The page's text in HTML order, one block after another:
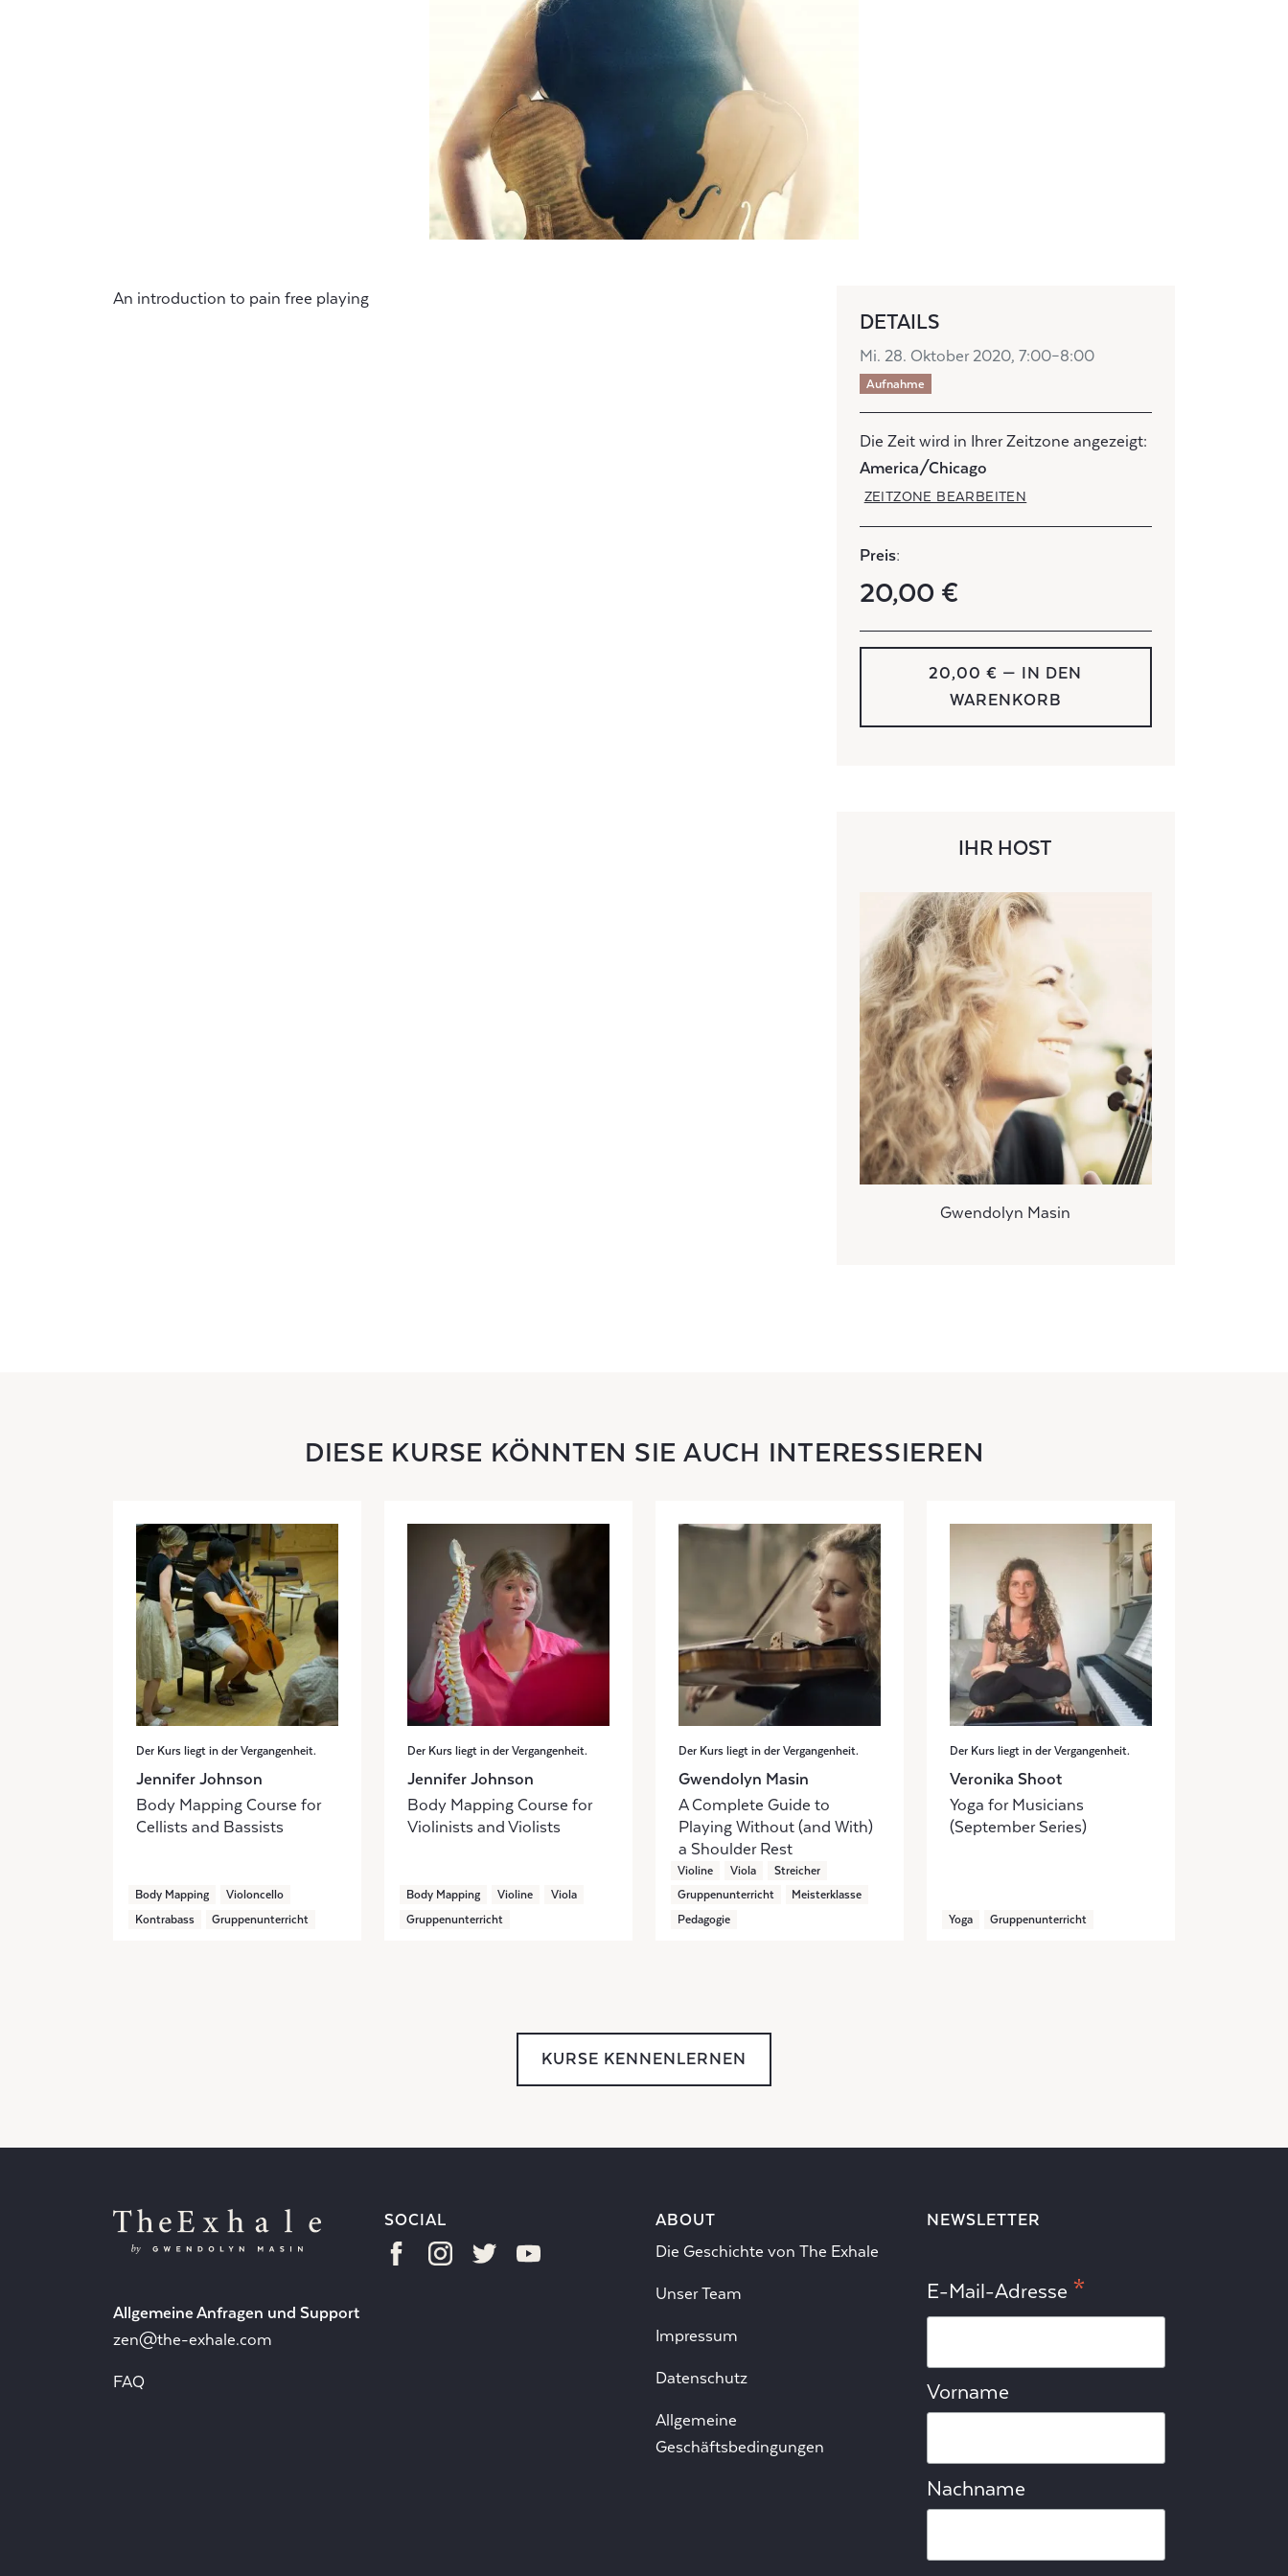
An introduction to pain free playing
DETAILS
Mi. 28. Oktober 2020, 7:00–8:00
Aufnahme
Die Zeit wird in Ihrer Zeitzone angezeigt:
America/Chicago
ZEITZONE BEARBEITEN
Preis:
20,00 €
20,00 € — IN DEN
WARENKORB
IHR HOST
Gwendolyn Masin
DIESE KURSE KÖNNTEN SIE AUCH INTERESSIEREN
Der Kurs liegt in der Vergangenheit.
Jennifer Johnson
Body Mapping Course for
Cellists and Bassists
Body Mapping
Violoncello
Kontrabass
Gruppenunterricht
Der Kurs liegt in der Vergangenheit.
Jennifer Johnson
Body Mapping Course for
Violinists and Violists
Body Mapping Violine
Viola
Gruppenunterricht
Der Kurs liegt in der Vergangenheit.
Gwendolyn Masin
A Complete Guide to
Playing Without (and With)
a Shoulder Rest
Violine Viola
Streicher
Gruppenunterricht
Meisterklasse
Pedagogie
Der Kurs liegt in der Vergangenheit.
Veronika Shoot
Yoga for Musicians
(September Series)
Yoga Gruppenunterricht
KURSE KENNENLERNEN
Allgemeine Anfragen und Support
zen@the-exhale.com
FAQ
SOCIAL
ABOUT
Die Geschichte von The Exhale
Unser Team
Impressum
Datenschutz
Allgemeine
Geschäftsbedingungen
NEWSLETTER
E-Mail-Adresse *
Vorname
Nachname